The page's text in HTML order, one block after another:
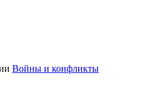
Войны и конфликты